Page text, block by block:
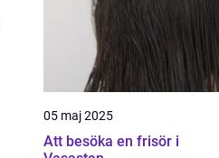
05 maj 2025
Att besöka en frisör i